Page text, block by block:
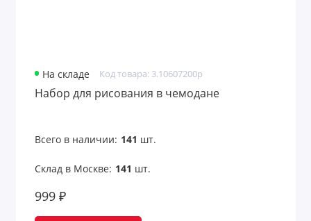
Настольные календари
Папки
Папки для документов
Папки с блокнотом
Пеналы
На складе Код товара: 3.10607200p
Набор для рисования в чемодане
Всего в наличии: 141 шт.
Склад в Москве: 141 шт.
999 ₽